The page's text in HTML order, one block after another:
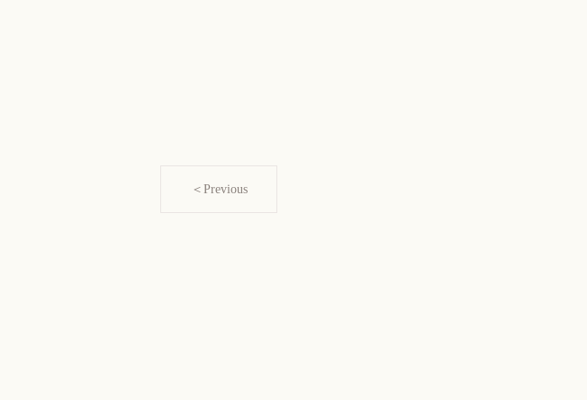
＜Previous